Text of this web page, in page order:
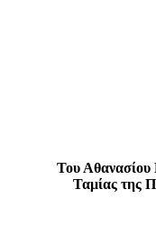
Του
Ταμίας της